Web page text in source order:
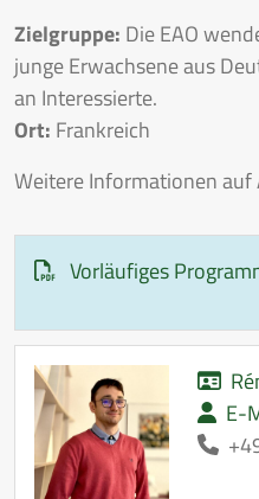
Zielgruppe: Die EAO
junge Erwachsene aus
an Interessierte.
Ort: Frankreich
Weitere Informationen auf
Vorläufiges
E-